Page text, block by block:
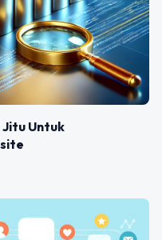
Jitu Untuk